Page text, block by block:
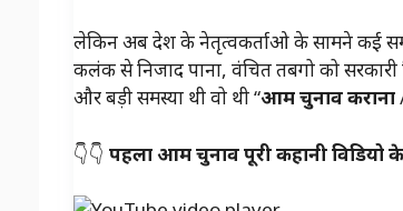
लेकिन अब देश के नेतृत्वकर्ताओ के सामने कई
कलंक से निजाद पाना, वंचित तबगो को
और बड़ी समस्या थी वो थी “आम चुनाव कराना
👇👇 पहला आम चुनाव पूरी कहानी विडियो